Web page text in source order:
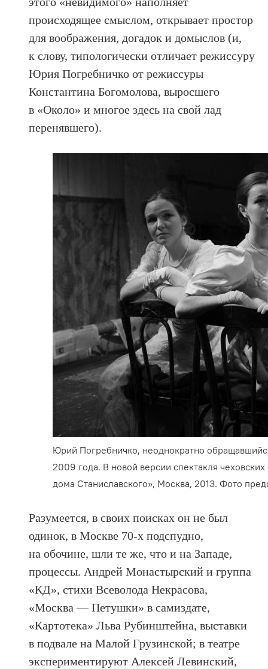
происходящее смыслом, открывает простор
для воображения, догадок и домыслов (и,
к слову, типологически отличает режиссуру
Юрия Погребничко от режиссуры
Константина Богомолова, выросшего
в «Около» и многое здесь на свой лад
перенявшего).
Юрий Погребничко, неоднократно
2009 года. В новой версии спектакля
дома Станиславского», Москва, 2013. Фото
Разумеется, в своих поисках он не был
одинок, в Москве 70-х подспудно,
на обочине, шли те же, что и на Западе,
процессы. Андрей Монастырский и группа
«КД», стихи Всеволода Некрасова,
«Москва — Петушки» в самиздате,
«Картотека» Льва Рубинштейна, выставки
в подвале на Малой Грузинской; в театре
экспериментируют Алексей Левинский,